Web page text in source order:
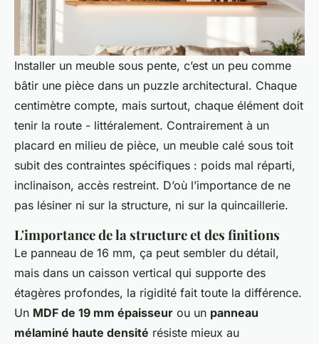
Installer un meuble sous pente, c’est un peu comme
bâtir une pièce dans un puzzle architectural. Chaque
centimètre compte, mais surtout, chaque élément doit
tenir la route - littéralement. Contrairement à un
placard en milieu de pièce, un meuble calé sous toit
subit des contraintes spécifiques : poids mal réparti,
inclinaison, accès restreint. D’où l’importance de ne
pas lésiner ni sur la structure, ni sur la quincaillerie.
L'importance de la structure et des finitions
Le panneau de 16 mm, ça peut sembler du détail,
mais dans un caisson vertical qui supporte des
étagères profondes, la rigidité fait toute la différence.
Un MDF de 19 mm épaisseur ou un panneau
mélaminé haute densité résiste mieux au